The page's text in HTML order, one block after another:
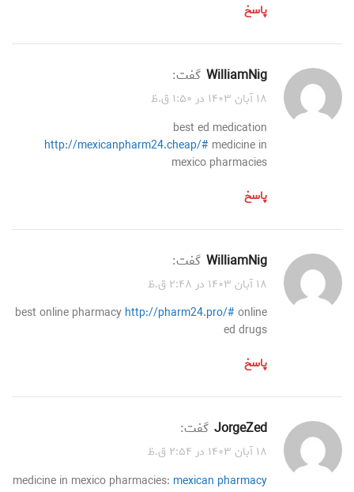
پاسخ
WilliamNig گفت:
۱۸ آبان ۱۴۰۳ در ۱:۵۰ ق.ظ
best ed medication
http://mexicanpharm24.cheap/# medicine in
mexico pharmacies
پاسخ
WilliamNig گفت:
۱۸ آبان ۱۴۰۳ در ۲:۴۸ ق.ظ
best online pharmacy http://pharm24.pro/#online
ed drugs
پاسخ
JorgeZed گفت:
۱۸ آبان ۱۴۰۳ در ۲:۵۴ ق.ظ
medicine in mexico pharmacies: mexican pharmacy